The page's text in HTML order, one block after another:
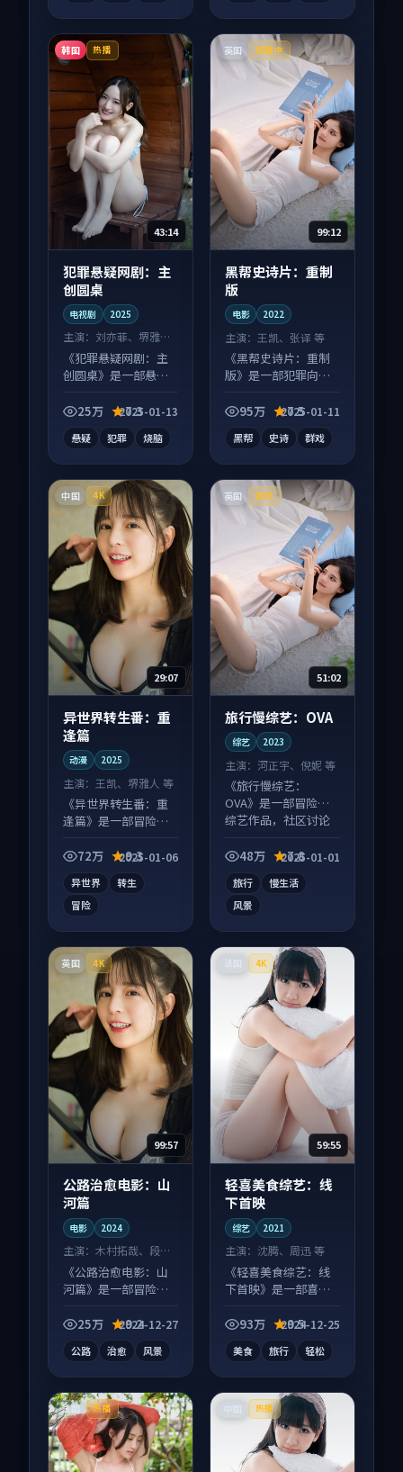
韩国 热播
43:14
犯罪悬疑网剧：主
创圆桌
电视剧 2025
主演： 刘亦菲、堺雅人
等
《犯罪悬疑网剧：主
创圆桌》是一部悬疑
紧凑信息量大，适合
25万 7.3
2025-01-13
悬疑 犯罪 烧脑
英国 连载中
99:12
黑帮史诗片：重制
版
电影 2022
主演： 王凯、张译 等
《黑帮史诗片：重制
版》是一部犯罪向电
酵，适合周末一口气
95万 7.5
2025-01-11
黑帮 史诗 群戏
中国 4K
29:07
异世界转生番：重
逢篇
动漫 2025
主演： 王凯、堺雅人 等
《异世界转生番：重
逢篇》是一部冒险向
并行，细节值得二刷
72万 9.3
2025-01-06
异世界
转生
冒险
英国 高分
51:02
旅行慢综艺：OVA
综艺 2023
主演： 河正宇、倪妮 等
《旅行慢综艺：
OVA》是一部冒险向
综艺作品，社区讨论
看。48万 7.8
2025-01-01
旅行
慢生活
风景
英国 4K
99:57
公路治愈电影：山
河篇
电影 2024
主演： 木村拓哉、段奕
宏 等
《公路治愈电影：山
河篇》是一部冒险向
发酵，适合周末一口
25万 9.2
2024-12-27
公路 治愈 风景
4K
59:55
轻喜美食综艺：线
下首映
综艺 2021
主演： 沈腾、周迅 等
《轻喜美食综艺：线
下首映》是一部喜剧
屏端观看，细节更丰
93万 9.5
2024-12-25
美食 旅行 轻松
法国 热播 热播